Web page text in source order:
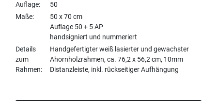
Auflage
50
Maße
50 x 70 cm
Auflage 50 + 5 AP
handsigniert und nummeriert
Details
zum
Rahmen
Handgefertigter weiß lasierter und gewachster
Ahornholzrahmen, ca. 76,2 x 56,2 cm, 10mm
Distanzleiste, inkl. rückseitiger Aufhängung